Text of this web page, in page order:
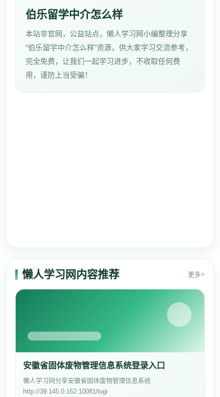
伯乐留学中介怎么样
本站非官网，公益站点，懒人学习网小编整理分享
“伯乐留学中介怎么样”资源，供大家学习交流参考，
完全免费，让我们一起学习进步，不收取任何费
用，谨防上当受骗！
懒人学习网内容推荐 更多>
安徽省固体废物管理信息系统登录入口
懒人学习网分享安徽省固体废物管理信息系统
http://39.145.0.162:10081/logi